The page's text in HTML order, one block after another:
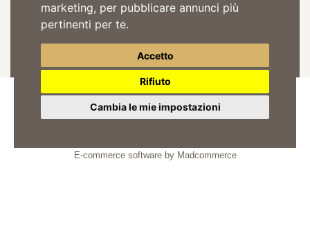
marketing, per pubblicare annunci più
pertinenti per te.
Accetto
Rifiuto
Cambia le mie impostazioni
accordo allaprivacy policy
ISCRIVITI
E-commerce software by Madcommerce